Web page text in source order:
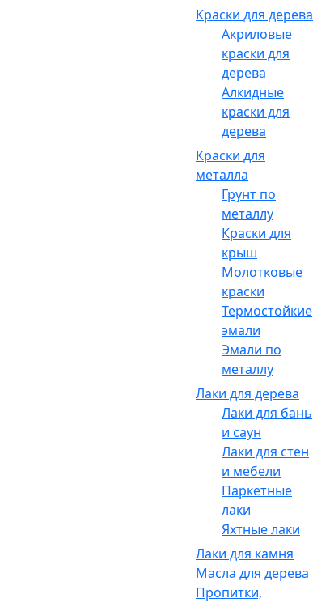
Краски для дерева
Акриловые
краски для
дерева
Алкидные
краски для
дерева
Краски для
металла
Грунт по
металлу
Краски для
крыш
Молотковые
краски
Термостойкие
эмали
Эмали по
металлу
Лаки для дерева
Лаки для бань
и саун
Лаки для стен
и мебели
Паркетные
лаки
Яхтные лаки
Лаки для камня
Масла для дерева
Пропитки,